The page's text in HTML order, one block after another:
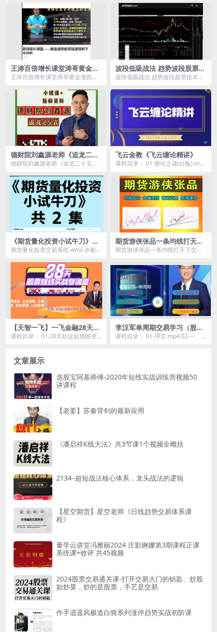
王涛百倍增长课堂涛哥黄金涨
跌的背后逻辑和下手时机 1视
王涛百倍增长课堂涛哥黄金涨跌的
介： ...
波段低吸战法 趋势波段股票技
术视频教程 视频+文档
波段低吸战法 趋势波段股票技术视
段...
德财院刘鑫源老师《追龙二十
五式》小班课+指标资料
德财院刘鑫源老师《追龙二十五
课程...
飞云金教《飞云缠论精讲》
课程目录： 01 缠论之谜(白板).mp4
《期货量化投资小试牛刀》共
2集
期货量化投资交易系统.wmv 许彬期
期货游侠张品一条均线打天下
交易系统大道至简技术理念课
期货游侠张品一条均线打天下交易
介： ...
【天智一飞】一飞金融28天股
票职业短线特训营06期
课程目录： 01.28天职业短线蜕变
李汉军单周期交易学习（股
票、期货、外汇)
课程目录： 01-序言.mp4 02-一、
文章展示
选股宝阿基师傅-2020年短线实战训练营视频50
讲课程
【老姜】苏秦背剑的最新应用
《潘启祥K线大法》共3节课1个视频全概括
2134–超短战法核心体系，龙头战法的逻辑
【星空期货】星空老师《日线趋势交易体系课
程》
量学云讲堂冯雅丽2024 庄影婀娜第3期课程正课
系统课+收评 共45视频
2024股票交易通关课-打开交易大门的钥匙、炒股
如炒菜，炒的是股票，手艺是交易
作手逍遥风极道白骑系列涨停趋势实战初阶课